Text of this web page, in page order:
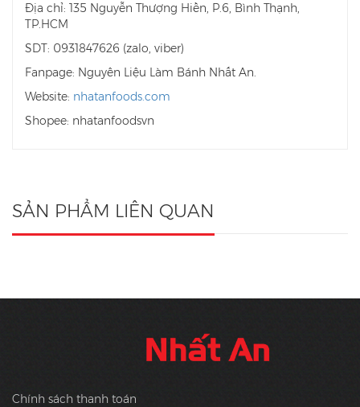
Địa chỉ: 135 Nguyễn Thượng Hiền, P.6, Bình Thạnh,
TP.HCM
SDT: 0931847626 (zalo, viber)
Fanpage: Nguyên Liệu Làm Bánh Nhất An.
Website: nhatanfoods.com
Shopee: nhatanfoodsvn
SẢN PHẨM LIÊN QUAN
Chính sách thanh toán